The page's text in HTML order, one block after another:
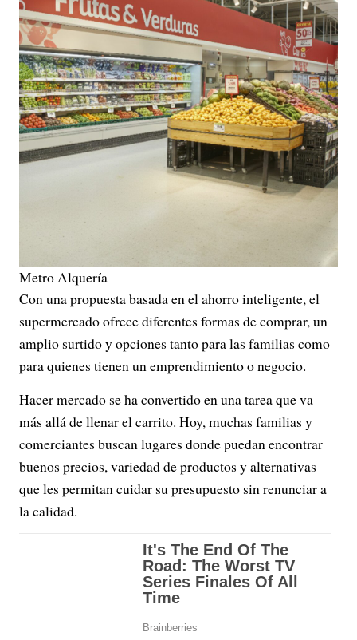
Metro Alquería
Con una propuesta basada en el ahorro inteligente, el
supermercado ofrece diferentes formas de comprar, un
amplio surtido y opciones tanto para las familias como
para quienes tienen un emprendimiento o negocio.
Hacer mercado se ha convertido en una tarea que va
más allá de llenar el carrito. Hoy, muchas familias y
comerciantes buscan lugares donde puedan encontrar
buenos precios, variedad de productos y alternativas
que les permitan cuidar su presupuesto sin renunciar a
la calidad.